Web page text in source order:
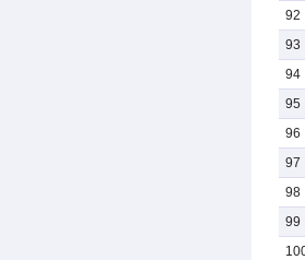
92
93
94
95
96
97
98
99